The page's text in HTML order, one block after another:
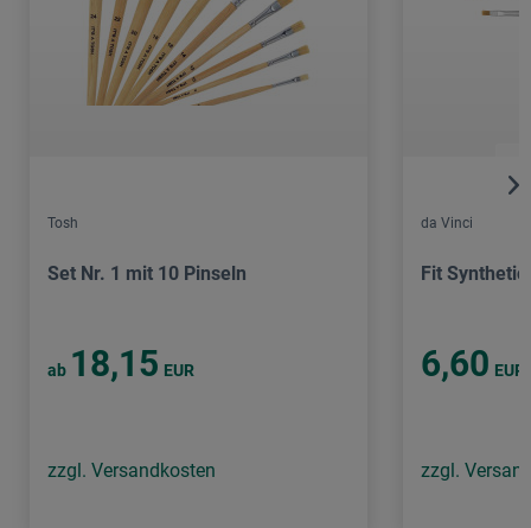
Tosh
Set Nr. 1 mit 10 Pinseln
ab 18,15 EUR
zzgl. Versandkosten
da Vinci
Fit
6,60 EUR
zzgl.